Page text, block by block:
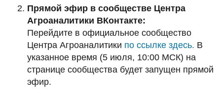
Прямой эфир в сообществе Центра
Агроаналитики ВКонтакте:
Перейдите в официальное сообщество
Центра Агроаналитики по ссылке здесь. В
указанное время (5 июля, 10:00 МСК) на
странице сообщества будет запущен прямой
эфир.